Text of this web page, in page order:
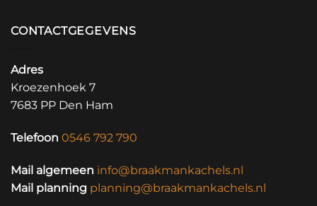
CONTACTGEGEVENS
Adres
Kroezenhoek 7
7683 PP Den Ham
Telefoon 0546 792 790
Mail algemeen info@braakmankachels.nl
Mail planning planning@braakmankachels.nl